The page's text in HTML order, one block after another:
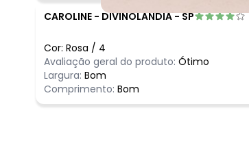
CAROLINE - DIVINOLANDIA - SP
Cor: Rosa / 4
Avaliação geral do produto: Ótimo
Largura: Bom
Comprimento: Bom